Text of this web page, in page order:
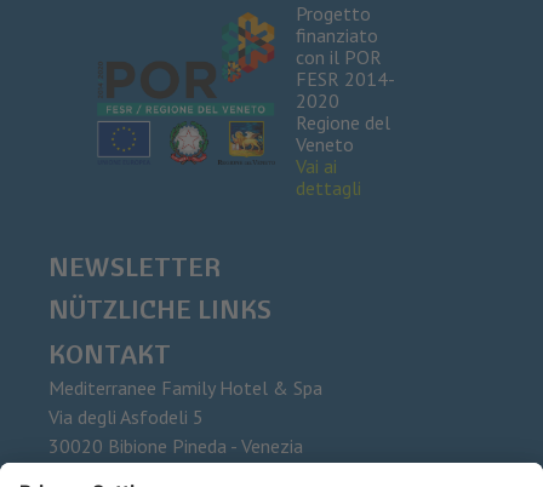
KONTAKT
Mediterranee Family Hotel & Spa
Via degli Asfodeli 5
30020 Bibione Pineda - Venezia
NÜTZLICHE LINKS
NEWSLETTER
Progetto
finanziato
con il POR
FESR 2014-
2020
Regione del
Veneto
Vai ai
dettagli